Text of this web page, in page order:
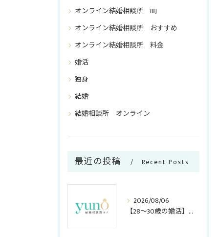
オンライン結婚相談所 IBJ
オンライン結婚相談所 おすすめ
オンライン結婚相談所 料金
婚活
独身
結婚
結婚相談所 オンライン
最近の投稿 Recent Posts
2026/08/06
【28〜30歳の婚活】時間を溶かす前に！アプリを卒業して結婚相談所に乗り換えるべきサイン